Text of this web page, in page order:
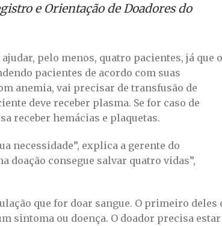
e Orientação de Doadores do
pelo menos, quatro pacientes, já que
pacientes de acordo com suas
anemia, vai precisar de transfusão de
deve receber plasma. Se for caso de
receber hemácias e plaquetas.
necessidade”, explica a gerente do
doação consegue salvar quatro vidas”,
que for doar sangue. O primeiro deles
sintoma ou doença. O doador precisa estar